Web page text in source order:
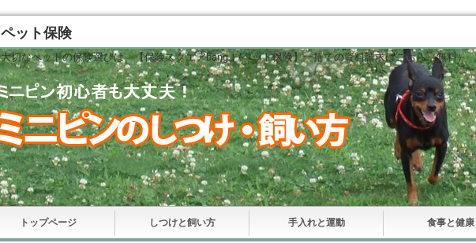
ペット保険
大切なペットの保険選びは、【保険スクエアbang！/ペット保険】一括での資料請求はこちら（無料）
トップページ しつけと飼い方 手入れと運動 食事と健康